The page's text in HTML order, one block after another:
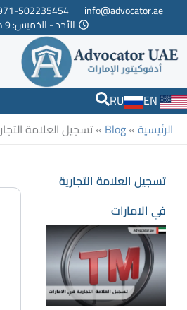
تخطي
المحتوى
info@advocator.ae
502235454+
الأحد - الخميس: 9 ص - 6 م
EN
RU
الرئيسية»
Blog
»تسجيل العلامة
تسجيل العلامة التجارية
في الامارات